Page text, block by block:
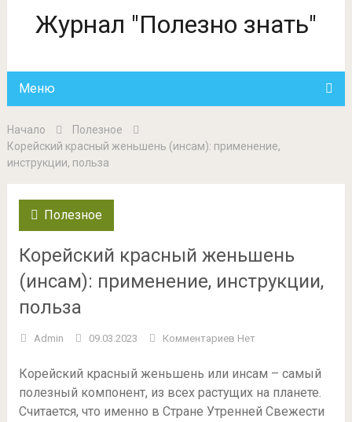
Журнал "Полезно знать"
Меню
Начало
Полезное
Корейский красный женьшень (инсам): применение,
инструкции, польза
Полезное
Корейский красный женьшень
(инсам): применение, инструкции,
польза
Admin 09.03.2023 Комментариев Нет
Корейский красный женьшень или инсам – самый
полезный компонент, из всех растущих на планете.
Считается, что именно в Стране Утренней Свежести